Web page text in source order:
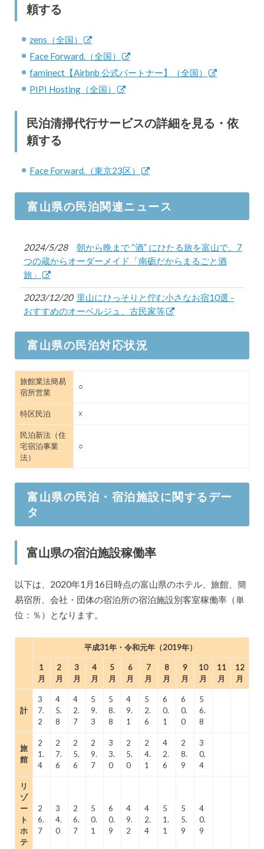
頼する
zens（全国）
Face Forward.（全国）
faminect【Airbnb 公式パートナー】（全国）
PIPI Hosting（全国）
民泊清掃代行サービスの詳細を見る・依
頼する
Face Forward.（東京23区）
富山県の民泊関連ニュース
2024/5/28
朝から晩まで “酒” にひたる旅を富山で。7
つの蔵からオーダーメイド「南砺だからまるごと酒
旅」
2023/12/20 里山にひっそりと佇む小さなお宿10選 -
おすすめのオーベルジュ、古民家等
2023/4/3
旅の途中で心を動かされた「かの香り」
をカタチにする体験を。富山県南砺市井波「CANO 旅
と香りの研究所」オープン
2023/3/20
シェフが旅するレストラン「Tabi」in 富
山 ── 鳥羽周作シェフ率いるHotel'sチームが“体験”か
ら“料理”を紡ぐ
2023/3/7
倶」伝統と新技術を取り入れ一部客室をリニューアル
へ
2021/10/11 旅先の日常に飛び込もう。富山県高岡市
に、2022年「SEKAI HOTEL 高岡」オープン予定！
2021/9/1
ングシティ認定制度開始。岩手県釜石市、富山県南砺
市など15自治体を認定
富山県の民泊対応状況
旅館業法簡易
宿所営業
○
特区民泊 ☓
民泊新法（住
宅宿泊事業
法）
○
富山県の民泊・宿泊施設に関するデー
タ
富山県の宿泊施設稼働率
以下は、2020年1月16日時点の富山県のホテル、旅館、簡
易宿所、会社・団体の宿泊所の宿泊施設別客室稼働率（単
位：％）となります。
平成31年・令和元年（2019年）
1
月
2
月
3
月
4
月
5
月
6
月
7
月
8
月
9
月
10
月
11
月
12
月
計
3
7.
2
4
5.
8
4
2.
7
5
9.
3
5
8.
8
4
9.
1
5
2.
6
6
0.
1
6
0.
0
5
6.
8
旅
館
2
1.
4
2
7.
6
2
5.
6
2
9.
7
3
3.
0
2
5.
0
2
4.
1
4
2.
6
2
8.
9
3
0.
4
リ
ゾ
ー
ト
ホ
テ
2
6.
7
3
4.
0
2
6.
7
5
0.
1
6
0.
9
4
9.
2
4
2.
4
5
1.
1
5
5.
9
4
0.
9